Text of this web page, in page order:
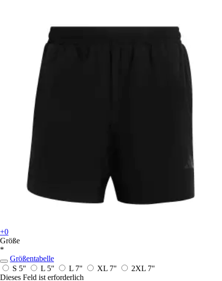
+0
Größe
*
Größentabelle
S 5"
L 5" L 7" XL 7"
2XL 7"
Dieses Feld ist erforderlich